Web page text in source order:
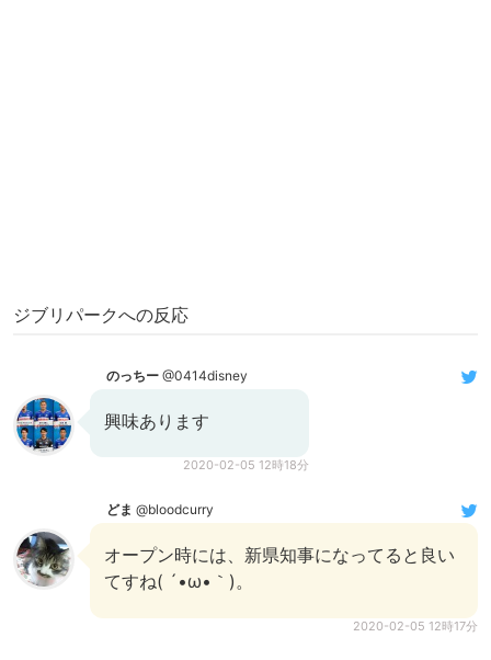
ジブリパークへの反応
のっちー @0414disney
興味あります
2020-02-05 12時18分
どま @bloodcurry
オープン時には、新県知事になってると良い
てすね( ´•ω•｀)。
2020-02-05 12時17分